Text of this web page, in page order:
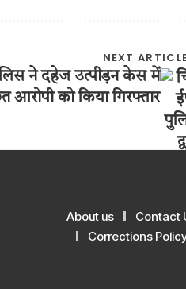
NEXT
ने दहेज उत्पीड़न केस में
आरोपी को किया गिरफ्तार
About us Contact
Corrections